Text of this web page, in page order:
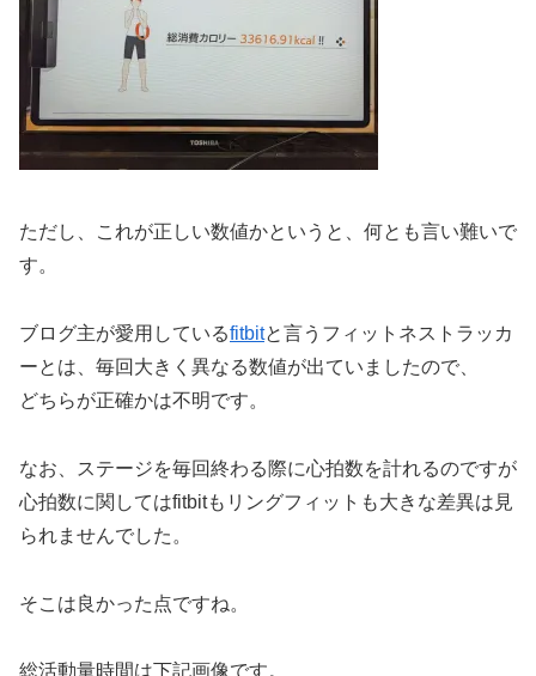
ただし、これが正しい数値かというと、何とも言い難いで
す。
ブログ主が愛用しているfitbitと言うフィットネストラッカ
ーとは、毎回大きく異なる数値が出ていましたので、
どちらが正確かは不明です。
なお、ステージを毎回終わる際に心拍数を計れるのですが
心拍数に関してはfitbitもリングフィットも大きな差異は見
られませんでした。
そこは良かった点ですね。
総活動量時間は下記画像です。